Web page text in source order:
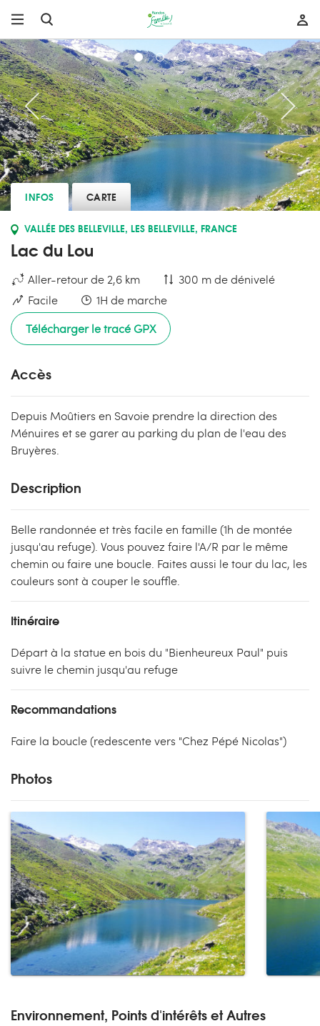
INFOS CARTE
VALLÉE DES BELLEVILLE, LES BELLEVILLE, FRANCE
Lac du Lou
Aller-retour de 2,6 km
300 m de dénivelé
Facile
1H de marche
Télécharger le tracé GPX
Accès
Depuis Moûtiers en Savoie prendre la direction des
Ménuires et se garer au parking du plan de l'eau des
Bruyères.
Description
Belle randonnée et très facile en famille (1h de montée
jusqu'au refuge). Vous pouvez faire l'A/R par le même
chemin ou faire une boucle. Faites aussi le tour du lac, les
couleurs sont à couper le souffle.
Itinéraire
Départ à la statue en bois du "Bienheureux Paul" puis
suivre le chemin jusqu'au refuge
Recommandations
Faire la boucle (redescente vers "Chez Pépé Nicolas")
Photos
Environnement, Points d'intérêts et Autres